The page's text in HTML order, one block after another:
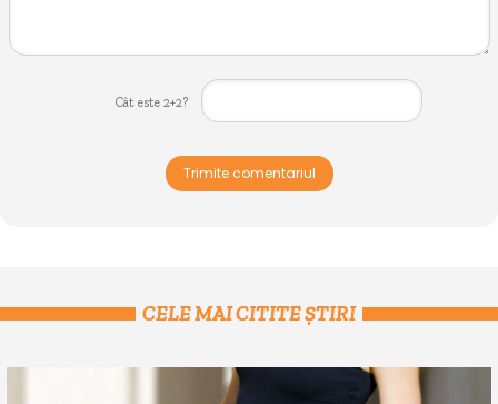
Cât este 2+2?
Trimite comentariul
CELE MAI CITITE ȘTIRI